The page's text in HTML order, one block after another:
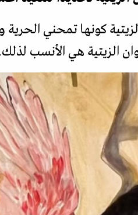
كونها تمحني
الزيتية هي الأنسب